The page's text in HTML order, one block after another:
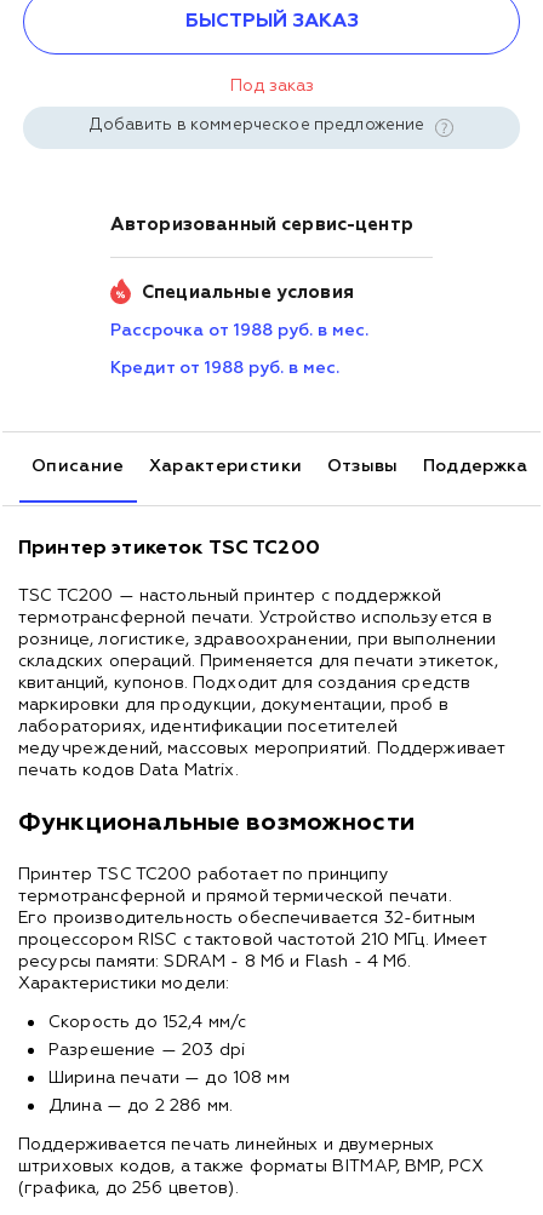
БЫСТРЫЙ ЗАКАЗ
Под заказ
Добавить в коммерческое предложение
Авторизованный сервис-центр
Специальные условия
Рассрочка от 1988 руб. в мес.
Кредит от 1988 руб. в мес.
Описание Характеристики Отзывы Поддержка
Принтер этикеток TSC TC200
TSC TC200 — настольный принтер с поддержкой
термотрансферной печати. Устройство используется в
рознице, логистике, здравоохранении, при выполнении
складских операций. Применяется для печати этикеток,
квитанций, купонов. Подходит для создания средств
маркировки для продукции, документации, проб в
лабораториях, идентификации посетителей
медучреждений, массовых мероприятий. Поддерживает
печать кодов Data Matrix.
Функциональные возможности
Принтер TSC TC200 работает по принципу
термотрансферной и прямой термической печати.
Его производительность обеспечивается 32-битным
процессором RISC с тактовой частотой 210 МГц. Имеет
ресурсы памяти: SDRAM - 8 Мб и Flash - 4 Мб.
Характеристики модели:
Скорость до 152,4 мм/с
Разрешение — 203 dpi
Ширина печати — до 108 мм
Длина — до 2 286 мм.
Поддерживается печать линейных и двумерных
штриховых кодов, а также форматы BITMAP, BMP, PCX
(графика, до 256 цветов).